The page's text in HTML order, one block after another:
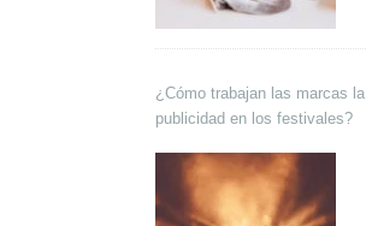
¿Cómo trabajan las marcas la
publicidad en los festivales?